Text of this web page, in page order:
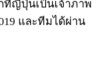
ที่ญี่ปุ่นเป็นเจ้าภาพ
และทีมได้ผ่าน